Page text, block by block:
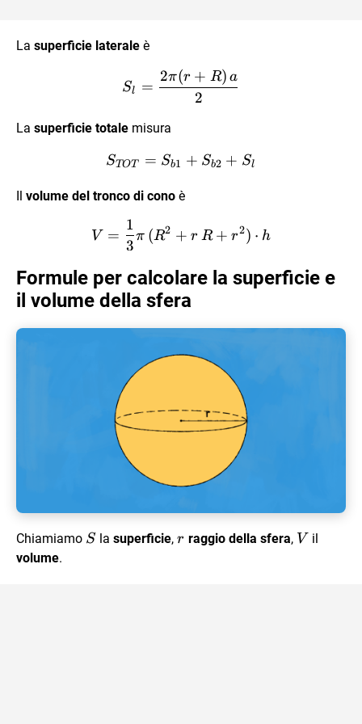
La superficie laterale è
S_l=\frac{2\pi
Sl =
2
2π(r + R) a
La superficie totale misura
STOT = Sb1 + Sb2 + Sl
Il volume del tronco di cono è
V =
3
1
π (R2 + r R + r2) ⋅ h
Formule per calcolare la superficie e
il volume della sfera
Chiamiamo S
S lasuperficie,r
r raggio della sfera, V
V il
volume.